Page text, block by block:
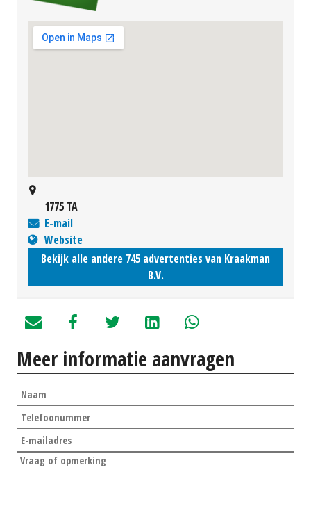
1775 TA
E-mail
Website
Bekijk alle andere 745 advertenties van Kraakman
B.V.
Meer informatie aanvragen